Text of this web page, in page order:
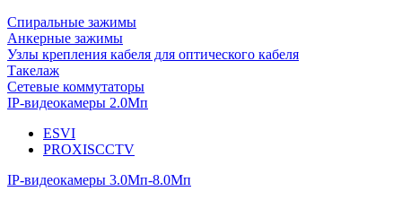
Спиральные зажимы
Анкерные зажимы
Узлы крепления кабеля для оптического кабеля
Такелаж
Сетевые коммутаторы
IP-видеокамеры 2.0Мп
ESVI
PROXISCCTV
IP-видеокамеры 3.0Мп-8.0Мп